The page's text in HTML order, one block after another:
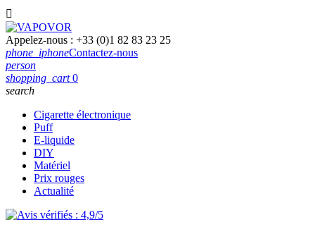

Appelez-nous : +33 (0)1 82 83 23 25
phone_iphoneContactez-nous
person
shopping_cart 0
search
Cigarette électronique
Puff
E-liquide
DIY
Matériel
Prix rouges
Actualité